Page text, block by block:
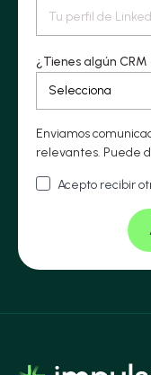
¿Tienes algún
Enviamos
relevantes. Puede
Acepto recibir